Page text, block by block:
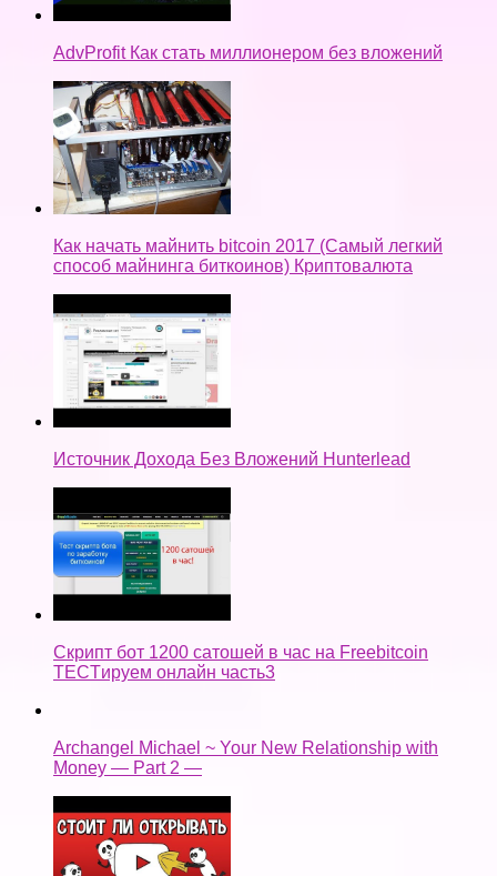
AdvProfit Как стать миллионером без вложений
Как начать майнить bitcoin 2017 (Самый легкий
способ майнинга биткоинов) Криптовалюта
Источник Дохода Без Вложений Hunterlead
Скрипт бот 1200 сатошей в час на Freebitcoin
TECTируем онлайн часть3
Archangel Michael ~ Your New Relationship with
Money — Part 2 —